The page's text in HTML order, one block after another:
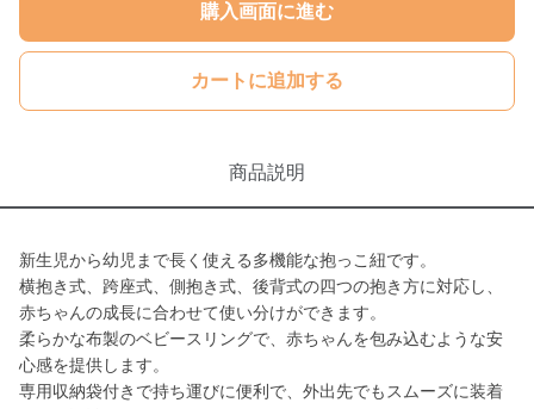
購入画面に進む
カートに追加する
商品説明
新生児から幼児まで長く使える多機能な抱っこ紐です。
横抱き式、跨座式、側抱き式、後背式の四つの抱き方に対応し、
赤ちゃんの成長に合わせて使い分けができます。
柔らかな布製のベビースリングで、赤ちゃんを包み込むような安
心感を提供します。
専用収納袋付きで持ち運びに便利で、外出先でもスムーズに装着